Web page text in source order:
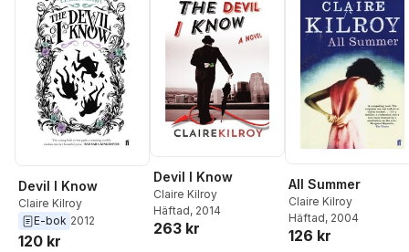
Devil I Know
Claire Kilroy
E-bok 2012
120 kr
Devil I Know
Claire Kilroy
Häftad, 2014
263 kr
All Summer
Claire Kilroy
Häftad, 2004
126 kr